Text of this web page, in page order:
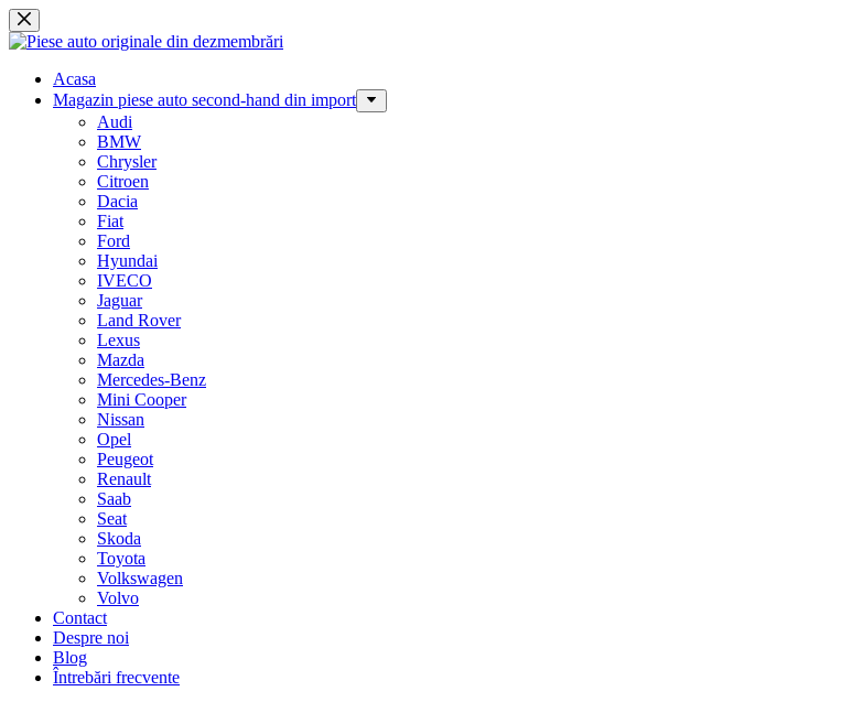
Sari
la
Acasa
Magazin piese auto second-hand din import
Audi
BMW
Chrysler
Citroen
Dacia
Fiat
Ford
Hyundai
IVECO
Jaguar
Land Rover
Lexus
Mazda
Mercedes-Benz
Mini Cooper
Nissan
Opel
Peugeot
Renault
Saab
Seat
Skoda
Toyota
Volkswagen
Volvo
Contact
Despre noi
Blog
Întrebări frecvente